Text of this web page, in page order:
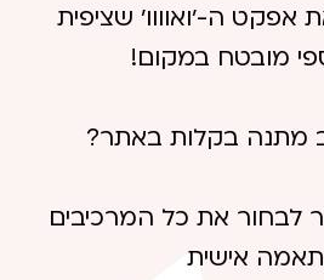
ה-׳ואוווו׳ שציפית
מובטח במקום!
מתנה בקלות באתר?
את כל המרכיבים
אישית